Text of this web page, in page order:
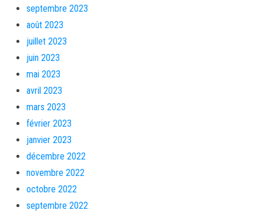
septembre 2023
août 2023
juillet 2023
juin 2023
mai 2023
avril 2023
mars 2023
février 2023
janvier 2023
décembre 2022
novembre 2022
octobre 2022
septembre 2022